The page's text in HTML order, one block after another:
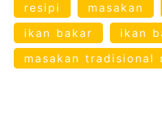
resipi
masakan
ikan bakar
ikan
masakan tradisional